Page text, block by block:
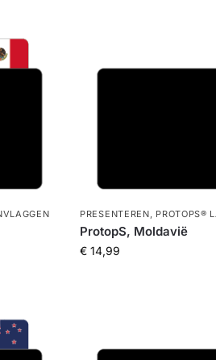
PRESENTEREN PROTOPS®
ProtopS, Moldavië
€ 14,99